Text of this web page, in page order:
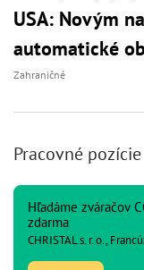
USA: Novým
automatické
Zahraničné
Pracovné pozície
Hľadáme zváračov
zdarma
CHRISTAL s. r. o.,